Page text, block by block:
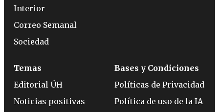
Interior
Correo Semanal
Sociedad
Temas
Editorial ÚH
Noticias positivas
Bases y Condiciones
Políticas de Privacidad
Política de uso de la IA